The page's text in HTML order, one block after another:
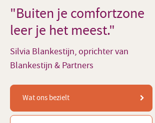
"Buiten je comfortzone
leer je het meest."
Silvia Blankestijn, oprichter van
Blankestijn & Partners
Wat ons bezielt